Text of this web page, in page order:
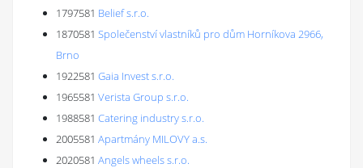
1797581 Belief s.r.o.
1870581 Společenství vlastníků pro dům Horníkova 2966,
Brno
1922581 Gaia Invest s.r.o.
1965581 Verista Group s.r.o.
1988581 Catering industry s.r.o.
2005581 Apartmány MILOVY a.s.
2020581 Angels wheels s.r.o.